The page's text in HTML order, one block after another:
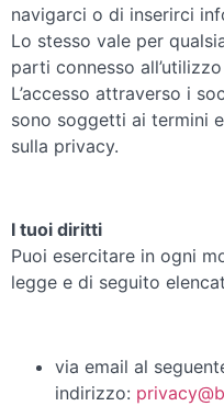
navigarci o di inserirci
Lo stesso vale per
parti connesso
L’accesso attraverso i
sono soggetti ai termini
sulla privacy.
I tuoi diritti
Puoi esercitare in ogni
legge e di seguito
via email al
indirizzo: